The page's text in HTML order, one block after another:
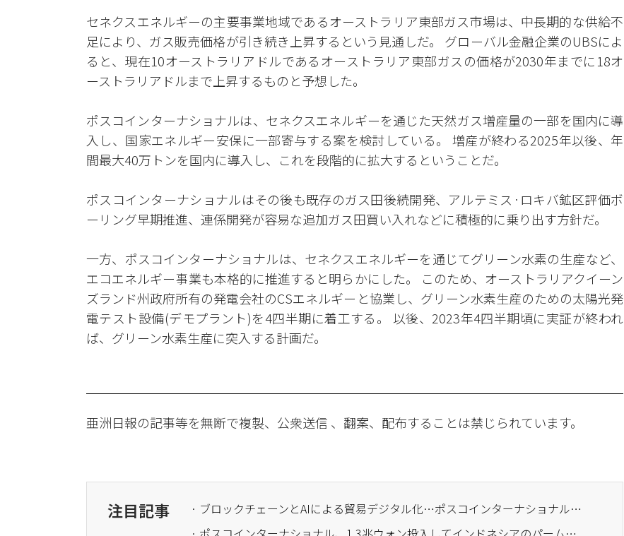
セネクスエネルギーの主要事業地域であるオーストラリア東部ガス市場は、中長期的な供給不
足により、ガス販売価格が引き続き上昇するという見通しだ。 グローバル金融企業のUBSによ
ると、現在10オーストラリアドルであるオーストラリア東部ガスの価格が2030年までに18オ
ーストラリアドルまで上昇するものと予想した。
ポスコインターナショナルは、セネクスエネルギーを通じた天然ガス増産量の一部を国内に導
入し、国家エネルギー安保に一部寄与する案を検討している。 増産が終わる2025年以後、年
間最大40万トンを国内に導入し、これを段階的に拡大するということだ。
ポスコインターナショナルはその後も既存のガス田後続開発、アルテミス·ロキバ鉱区評価ボ
ーリング早期推進、連係開発が容易な追加ガス田買い入れなどに積極的に乗り出す方針だ。
一方、ポスコインターナショナルは、セネクスエネルギーを通じてグリーン水素の生産など、
エコエネルギー事業も本格的に推進すると明らかにした。 このため、オーストラリアクイーン
ズランド州政府所有の発電会社のCSエネルギーと協業し、グリーン水素生産のための太陽光発
電テスト設備(デモプラント)を4四半期に着工する。 以後、2023年4四半期頃に実証が終われ
ば、グリーン水素生産に突入する計画だ。
亜洲日報の記事等を無断で複製、公衆送信 、翻案、配布することは禁じられています。
注目記事
· ブロックチェーンとAIによる貿易デジタル化…ポスコインターナショナル、貿易金融技術の検証